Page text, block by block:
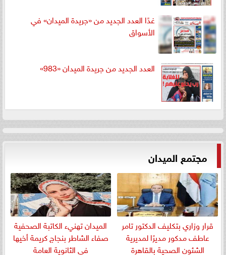
غدًا العدد الجديد من «جريدة الميدان» في
الأسواق
العدد الجديد من جريدة الميدان «983»
مجتمع الميدان
قرار وزاري بتكليف الدكتور تامر
عاطف مدكور مديرًا لمديرية
الشئون الصحية بالقاهرة
الميدان تهنيء الكاتبة الصحفية
صفاء الشاطر بنجاج كريمة أخيها
في الثانوية العامة